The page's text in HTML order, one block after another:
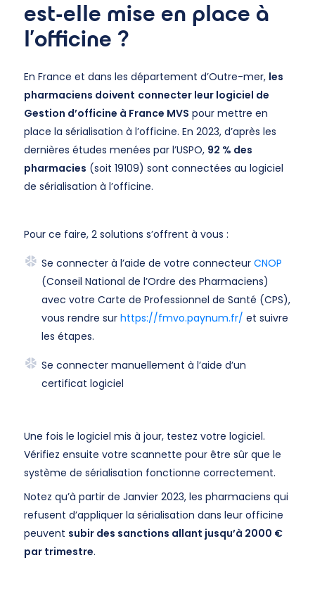
est-elle mise en place à
l'officine ?
En France et dans les département d’Outre-mer, les
pharmaciens doivent connecter leur logiciel de
Gestion d’officine à France MVS pour mettre en
place la sérialisation à l’officine. En 2023, d’après les
dernières études menées par l’USPO, 92 % des
pharmacies (soit 19109) sont connectées au logiciel
de sérialisation à l’officine.
Pour ce faire, 2 solutions s’offrent à vous :
Se connecter à l’aide de votre connecteur CNOP
(Conseil National de l’Ordre des Pharmaciens)
avec votre Carte de Professionnel de Santé (CPS),
vous rendre sur https://fmvo.paynum.fr/ et suivre
les étapes.
Se connecter manuellement à l’aide d’un
certificat logiciel
Une fois le logiciel mis à jour, testez votre logiciel.
Vérifiez ensuite votre scannette pour être sûr que le
système de sérialisation fonctionne correctement.
Notez qu’à partir de Janvier 2023, les pharmaciens qui
refusent d’appliquer la sérialisation dans leur officine
peuvent subir des sanctions allant jusqu’à 2000 €
par trimestre.